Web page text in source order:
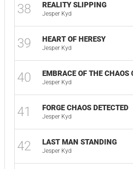
38 REALITY SLIPPING
Jesper Kyd
39 HEART OF HERESY
Jesper Kyd
40 EMBRACE OF THE CHAOS
Jesper Kyd
41 FORGE CHAOS DETECTED
Jesper Kyd
42 LAST MAN STANDING
Jesper Kyd